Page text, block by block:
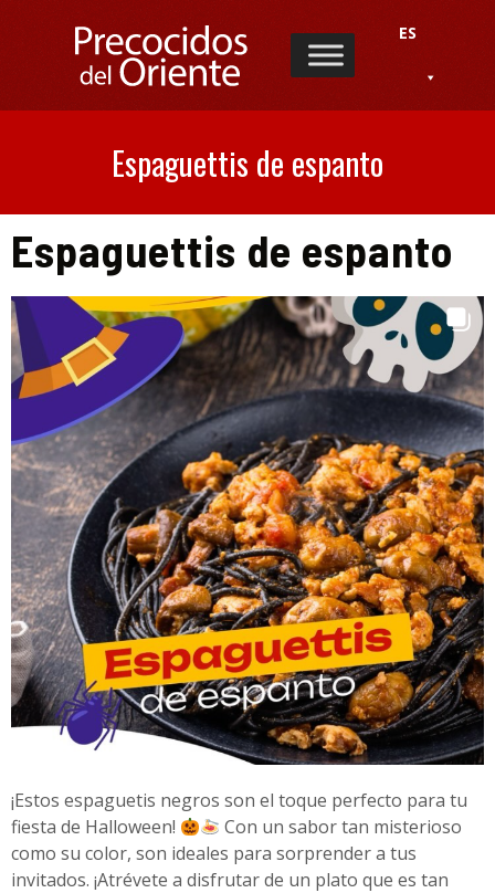
ES
Espaguettis de espanto
Espaguettis de espanto
¡Estos espaguetis negros son el toque perfecto para tu
fiesta de Halloween!
Con un sabor tan misterioso
como su color, son ideales para sorprender a tus
invitados. ¡Atrévete a disfrutar de un plato que es tan